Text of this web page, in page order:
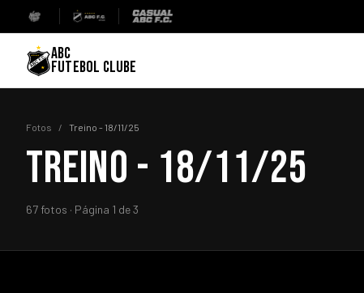
ABC
FUTEBOL CLUBE
Fotos / Treino - 18/11/25
TREINO - 18/11/25
67 fotos · Página 1 de 3